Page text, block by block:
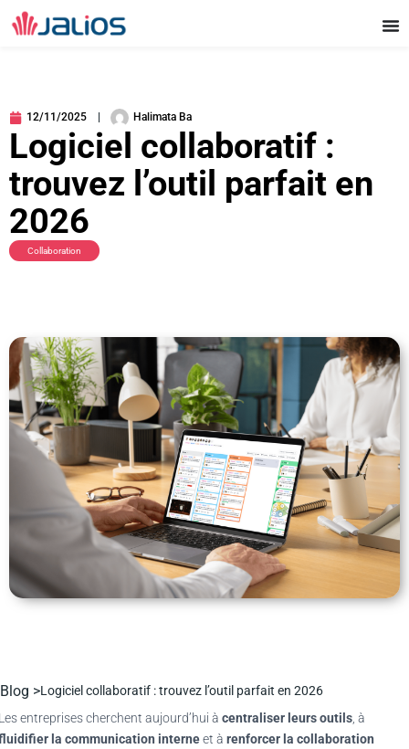
Aller
au
12/11/2025 Halimata Ba
Logiciel collaboratif :
trouvez l’outil parfait en
2026
Collaboration
Blog >Logiciel collaboratif : trouvez l’outil parfait en 2026
entreprises cherchent aujourd’hui à centraliser leurs outils , à
la communication interneet à renforcer la collaboration